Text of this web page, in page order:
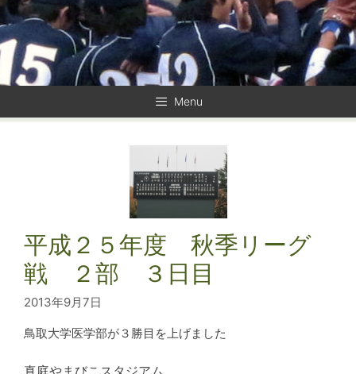
Menu
平成２５年度 秋季リーグ
戦 ２部 ３日目
2013年9月7日
鳥取大学医学部が３勝目を上げました
真庭やまびこスタジアム